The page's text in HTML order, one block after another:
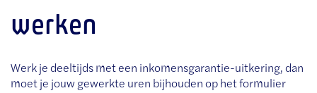
werken
Werk je deeltijds met een inkomensgarantie-uitkering, dan
moet je jouw gewerkte uren bijhouden op het formulier